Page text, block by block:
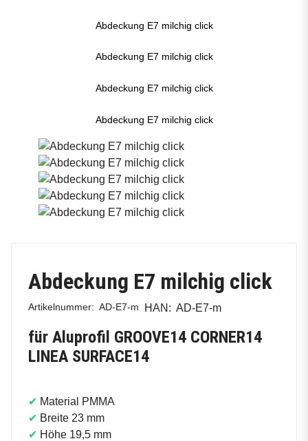
Abdeckung E7 milchig click
Artikelnummer: AD-E7-m HAN: AD-E7-m
für Aluprofil GROOVE14 CORNER14
LINEA SURFACE14
✔ Material PMMA
✔ Breite 23 mm
✔ Höhe 19,5 mm
Abdeckung E7 milchig click
Abdeckung E7 milchig click
Abdeckung E7 milchig click
Abdeckung E7 milchig click